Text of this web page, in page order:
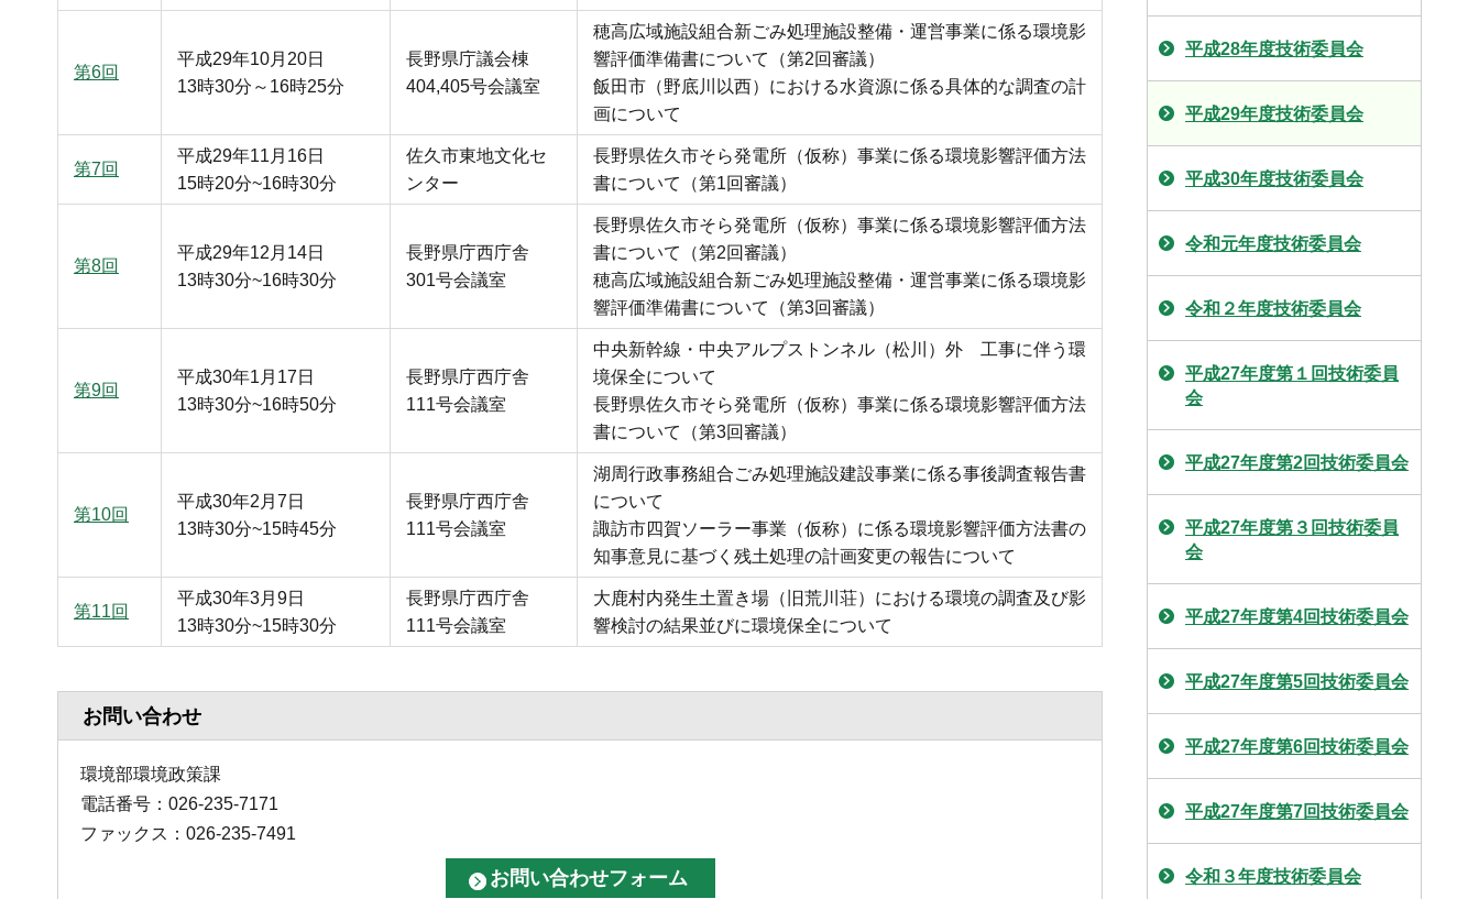
第6回
平成29年10月20日
13時30分～16時25分
長野県庁議会棟
404,405号会議室
穂高広域施設組合新ごみ処理施設整備・運営事業に係る環境影
響評価準備書について（第2回審議）
飯田市（野底川以西）における水資源に係る具体的な調査の計
画について
第7回
平成29年11月16日
15時20分~16時30分
佐久市東地文化セ
ンター
長野県佐久市そら発電所（仮称）事業に係る環境影響評価方法
書について（第1回審議）
第8回
平成29年12月14日
13時30分~16時30分
長野県庁西庁舎
301号会議室
長野県佐久市そら発電所（仮称）事業に係る環境影響評価方法
書について（第2回審議）
穂高広域施設組合新ごみ処理施設整備・運営事業に係る環境影
響評価準備書について（第3回審議）
第9回
平成30年1月17日
13時30分~16時50分
長野県庁西庁舎
111号会議室
中央新幹線・中央アルプストンネル（松川）外 工事に伴う環
境保全について
長野県佐久市そら発電所（仮称）事業に係る環境影響評価方法
書について（第3回審議）
第10回
平成30年2月7日
13時30分~15時45分
長野県庁西庁舎
111号会議室
湖周行政事務組合ごみ処理施設建設事業に係る事後調査報告書
について
諏訪市四賀ソーラー事業（仮称）に係る環境影響評価方法書の
知事意見に基づく残土処理の計画変更の報告について
第11回
平成30年3月9日
13時30分~15時30分
長野県庁西庁舎
111号会議室
大鹿村内発生土置き場（旧荒川荘）における環境の調査及び影
響検討の結果並びに環境保全について
お問い合わせ
環境部環境政策課
電話番号：026-235-7171
ファックス：026-235-7491
平成28年度技術委員会
平成29年度技術委員会
平成30年度技術委員会
令和元年度技術委員会
令和２年度技術委員会
平成27年度第１回技術委員
会
平成27年度第2回技術委員会
平成27年度第３回技術委員
会
平成27年度第4回技術委員会
平成27年度第5回技術委員会
平成27年度第6回技術委員会
平成27年度第7回技術委員会
令和３年度技術委員会